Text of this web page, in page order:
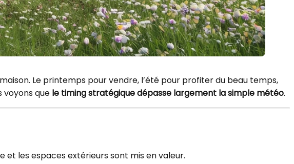
Le printemps pour vendre, l’été pour profiter du beau temps,
voyons que le timing stratégique dépasse largement la simple météo.
et les espaces extérieurs sont mis en valeur.